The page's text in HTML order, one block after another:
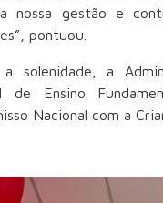
nossa gestão e
pontuou.
a solenidade, a
de Ensino
Nacional com a